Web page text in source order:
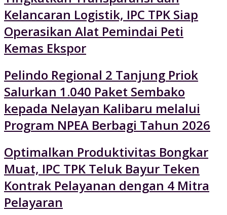
Kelancaran Logistik, IPC TPK Siap
Operasikan Alat Pemindai Peti
Kemas Ekspor
Pelindo Regional 2 Tanjung Priok
Salurkan 1.040 Paket Sembako
kepada Nelayan Kalibaru melalui
Program NPEA Berbagi Tahun 2026
Optimalkan Produktivitas Bongkar
Muat, IPC TPK Teluk Bayur Teken
Kontrak Pelayanan dengan 4 Mitra
Pelayaran